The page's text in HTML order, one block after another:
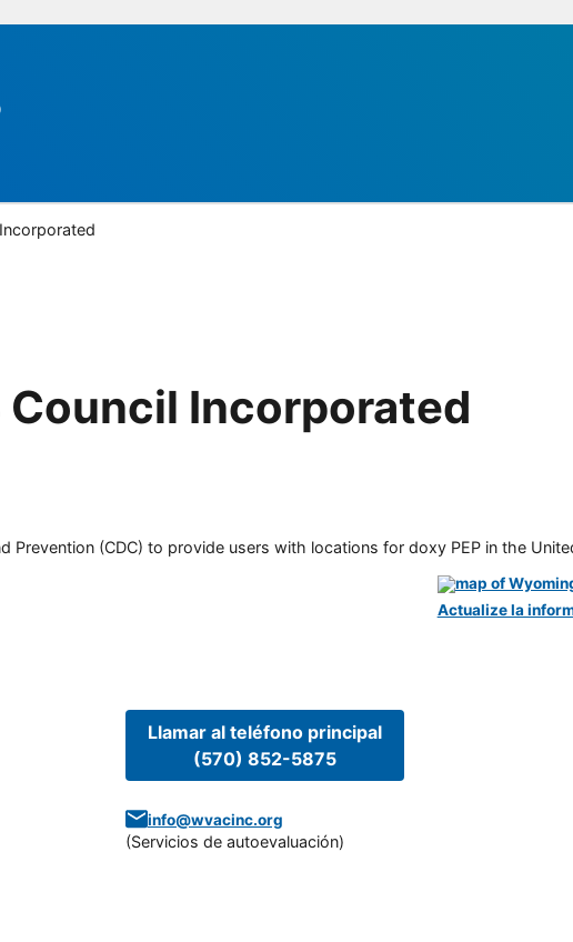
Council Incorporated
Prevention (CDC) to provide users with locations for doxy PEP in the
Llamar al teléfono principal
(570) 852-5875
info@wvacinc.org
(Servicios de autoevaluación)
Actualize la